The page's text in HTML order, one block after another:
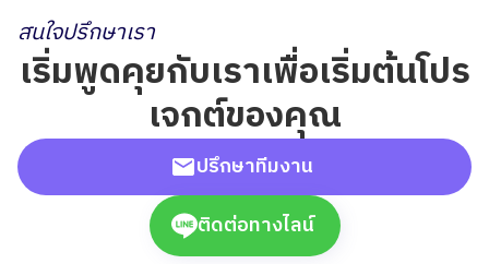
สนใจปรึกษาเรา
เริ่มพูดคุยกับเราเพื่อเริ่มต้นโปร
เจกต์ของคุณ
ปรึกษาทีมงาน
ติดต่อทางไลน์